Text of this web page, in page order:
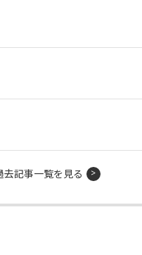
去記事一覧を見る